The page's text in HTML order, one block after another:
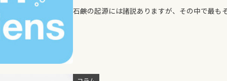
石鹸の起源には諸説ありますが、その中で最も